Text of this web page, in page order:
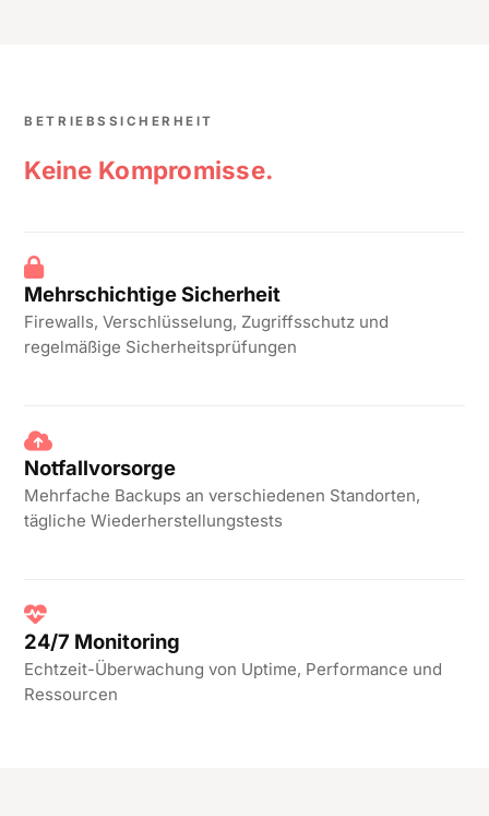
BETRIEBSSICHERHEIT
Keine Kompromisse.
Mehrschichtige Sicherheit
Firewalls, Verschlüsselung, Zugriffsschutz und
regelmäßige Sicherheitsprüfungen
Notfallvorsorge
Mehrfache Backups an verschiedenen Standorten,
tägliche Wiederherstellungstests
24/7 Monitoring
Echtzeit-Überwachung von Uptime, Performance und
Ressourcen